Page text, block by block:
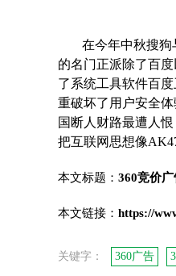
在今年中秋搜狗
的名门正派除了百
了系统工具软件百
重破坏了用户安全
国断人财路最遭人
把互联网思想像
本文标题： 360竞价
本文链接： https://
关键字： 360广告